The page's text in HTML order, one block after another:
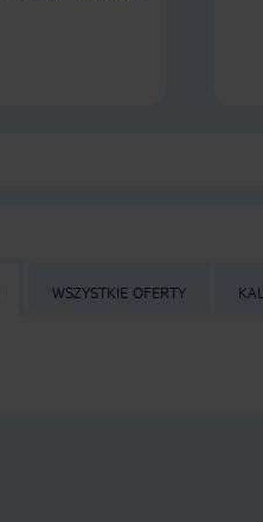
WSZYSTKIE OFERTY